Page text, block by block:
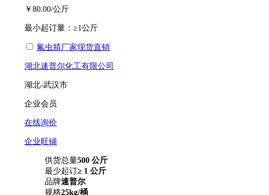
￥80.00/公斤
最小起订量： ≥1公斤
氟虫腈厂家现货直销
湖北速普尔化工有限公司
湖北-武汉市
企业会员
在线询价
企业旺铺
供货总量500 公斤
最少起订≥ 1 公斤
品牌速普尔
规格25kg/桶